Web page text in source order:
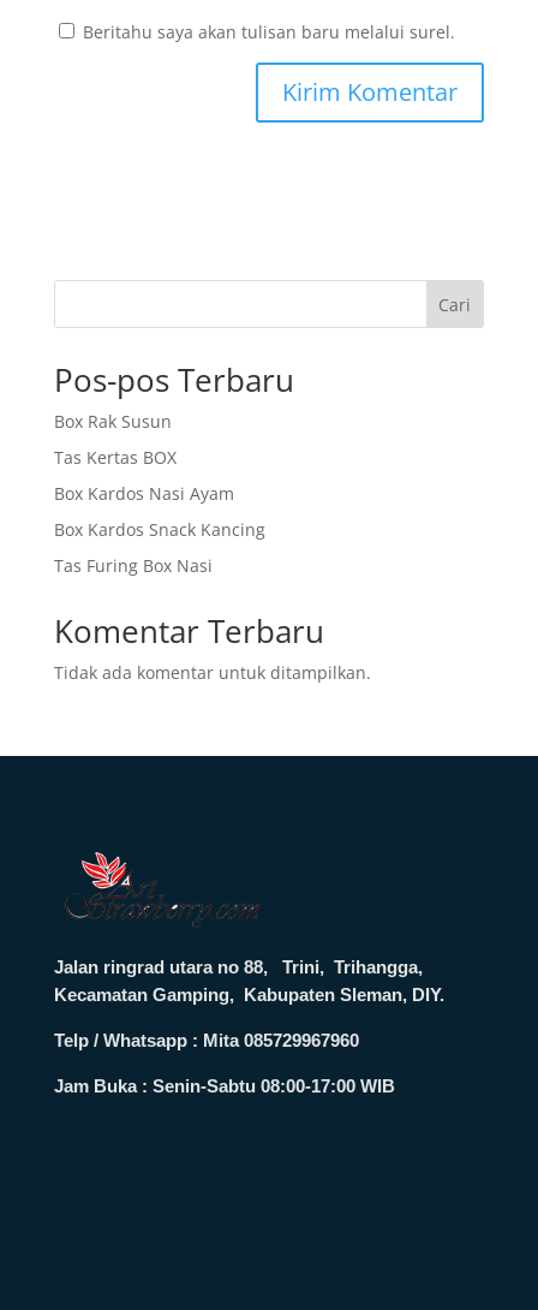
Beritahu saya akan tulisan baru melalui surel.
Cari
Pos-pos Terbaru
Box Rak Susun
Tas Kertas BOX
Box Kardos Nasi Ayam
Box Kardos Snack Kancing
Tas Furing Box Nasi
Komentar Terbaru
Tidak ada komentar untuk ditampilkan.
Jalan ringrad utara no 88, Trini, Trihangga,
Kecamatan Gamping, Kabupaten Sleman, DIY.
Telp / Whatsapp : Mita 085729967960
Jam Buka : Senin-Sabtu 08:00-17:00 WIB